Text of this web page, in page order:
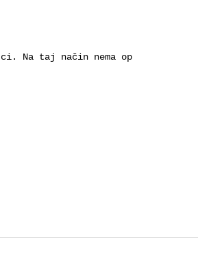
Na taj način nema opasnosti